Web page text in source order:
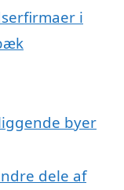
i
byer
dele af